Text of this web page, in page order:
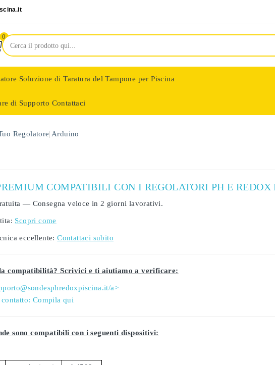
0
Soluzione di Taratura del Tampone per Piscina
di Supporto Contattaci
Regolatore Arduino
COMPATIBILI CON I REGOLATORI PH E REDOX
— Consegna veloce in 2 giorni lavorativi.
Scopri come
eccellente: Contattaci subito
compatibilità? Scrivici e ti aiutiamo a verificare:
a>
Compila qui
sono compatibili con i seguenti dispositivi: